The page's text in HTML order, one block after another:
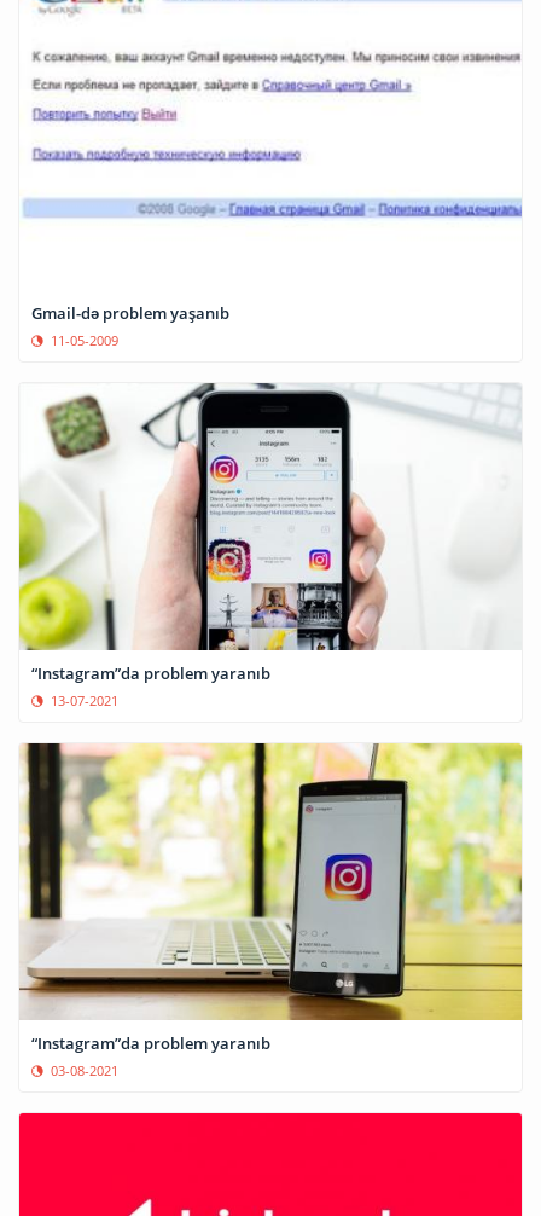
Gmail-də problem yaşanıb
11-05-2009
“Instagram”da problem yaranıb
13-07-2021
“Instagram”da problem yaranıb
03-08-2021